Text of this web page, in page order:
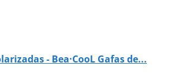
- Bea·CooL Gafas de...